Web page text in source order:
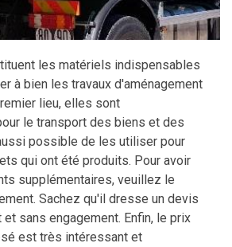
les matériels indispensables
à bien les travaux d'aménagement
lieu, elles sont
le transport des biens et des
possible de les utiliser pour
qui ont été produits. Pour avoir
supplémentaires, veuillez le
Sachez qu'il dresse un devis
sans engagement. Enfin, le prix
est très intéressant et